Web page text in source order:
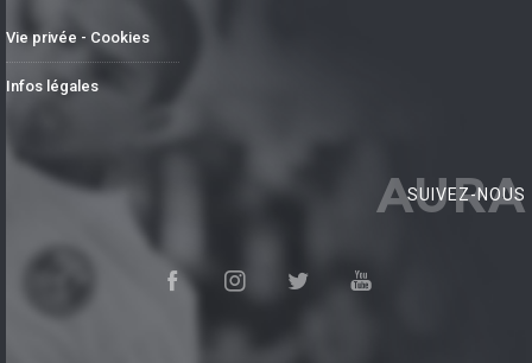
Vie privée - Cookies
Infos légales
AURA
SUIVEZ-NOUS